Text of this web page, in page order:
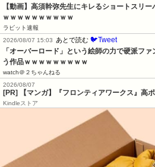
【動画】高須幹弥先生にキレるショートスリ
ｗｗｗｗｗｗｗｗｗｗ
ラビット速報
2026/08/07 15:03
あとで読む 🐦Tweet
「オーバーロード」という絵師の力で硬派フ
う作品ｗｗｗｗｗｗｗｗｗ
watch＠２ちゃんねる
2026/08/07
[PR] 【マンガ】『フロンティアワークス』高
Kindleストア